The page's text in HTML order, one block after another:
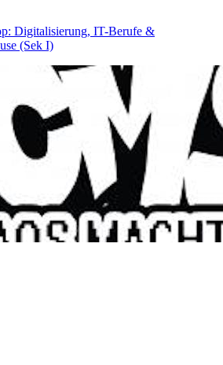
Digitalisierung, IT-Berufe &
(Sek I)